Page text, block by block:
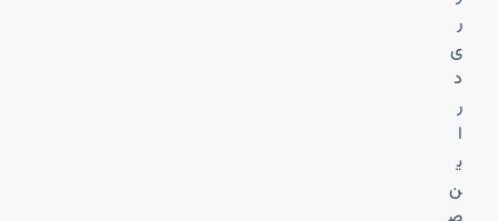
ر
ی
د
ر
ا
ی
ن